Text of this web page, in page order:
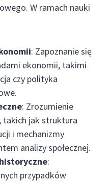
W ramach nauki
: Zapoznanie się
ekonomii, takimi
czy polityka
: Zrozumienie
takich jak struktura
i mechanizmy
analizy społecznej.
:
przypadków